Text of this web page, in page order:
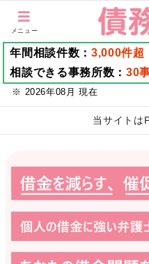
年間相談件数： 3,000件超
相談できる事務所数： 30
※ 2026年08月 現在
当サイトは
メニュー